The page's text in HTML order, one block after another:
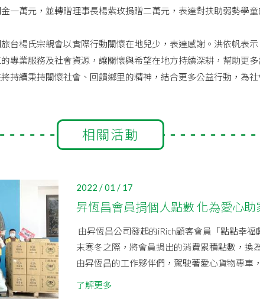
一萬元，並轉贈理事長楊紫玫捐贈二萬元，表達對扶助弱勢學
台楊氏宗親會以實際行動關懷在地兒少，表達感謝。洪依帆表
專業服務及社會資源，讓關懷與希望在地方持續深耕，幫助更
持續秉持關懷社會、回饋鄉里的精神，結合更多公益行動，為
相關活動
2022 / 01 / 17
昇恆昌會員捐個人點數 化為愛心助
由昇恆昌公司發起的iRich顧客會員「點點幸
末寒冬之際，將會員捐出的消費累積點數，換
由昇恆昌的工作夥伴們，駕駛著愛心貨物專車
了解更多